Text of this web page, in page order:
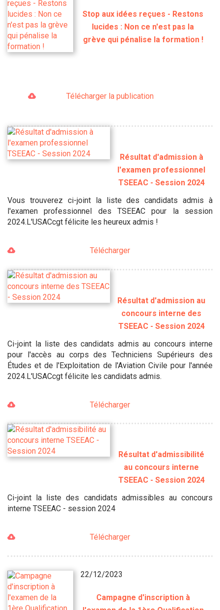
Stop aux idées reçues - Restons
lucides : Non ce n'est pas la
grève qui pénalise la formation !
Télécharger la publication
Résultat d'admission à
l'examen professionnel
TSEEAC - Session 2024
Vous trouverez ci-joint la liste des candidats admis à
l'examen professionnel des TSEEAC pour la session
2024.L'USACcgt félicite les heureux admis !
Télécharger
Résultat d'admission au
concours interne des
TSEEAC - Session 2024
Ci-joint la liste des candidats admis au concours interne
pour l'accès au corps des Techniciens Supérieurs des
Études et de l'Exploitation de l'Aviation Civile pour l'année
2024.L'USACcgt félicite les candidats admis.
Télécharger
Résultat d'admissibilité
au concours interne
TSEEAC - Session 2024
Ci-joint la liste des candidats admissibles au concours
interne TSEEAC - session 2024
Télécharger
22/12/2023
Campagne d'inscription à